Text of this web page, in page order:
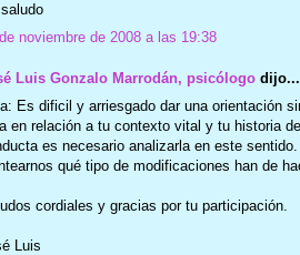
noviembre de 2008 a las 19:38
Luis Gonzalo Marrodán, psicólogodijo...
Es dificil y arriesgado dar una orientación
en relación a tu contexto vital y tu historia
es necesario analizarla en este
qué tipo de modificaciones han de
cordiales y gracias por tu participación.
Luis